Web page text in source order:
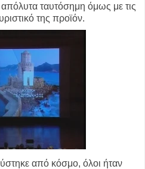
ταυτόσημη όμως με τις
της προϊόν.
από κόσμο, όλοι ήταν